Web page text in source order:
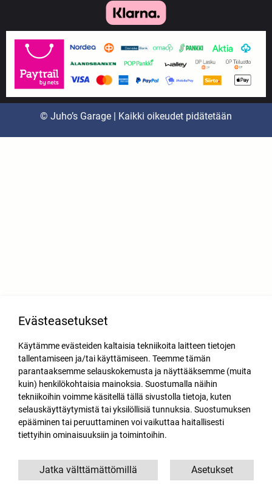
© Juho’s Garage | Kaikki oikeudet pidätetään
Evästeasetukset
Käytämme evästeiden kaltaisia tekniikoita laitteen tietojen
tallentamiseen ja/tai käyttämiseen. Teemme tämän
parantaaksemme selauskokemusta ja näyttääksemme (muita
kuin) henkilökohtaisia mainoksia. Suostumalla näihin
tekniikoihin voimme käsitellä tällä sivustolla tietoja, kuten
selauskäyttäytymistä tai yksilöllisiä tunnuksia. Suostumuksen
epääminen tai peruuttaminen voi vaikuttaa haitallisesti
tiettyihin ominaisuuksiin ja toimintoihin.
Asetukset
Jatka välttämättömillä